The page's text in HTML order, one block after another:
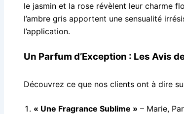
le jasmin et la rose révèlent leur charme
l’ambre gris apportent une sensualité
l’application.
Un Parfum d’Exception : Les Avis
Découvrez ce que nos clients ont à dire
« Une Fragrance Sublime » – Marie,